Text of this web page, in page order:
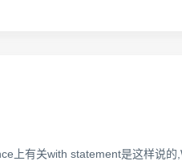
上有关with statement是这样说的